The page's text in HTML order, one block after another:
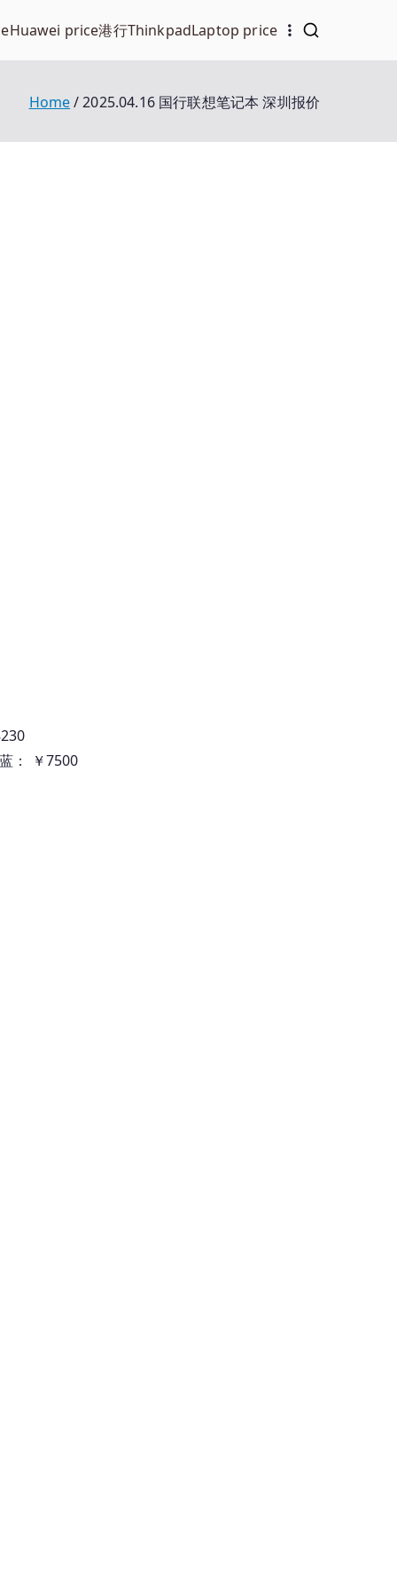
Huawei price港行ThinkpadLaptop price
Home 2025.04.16 国行联想笔记本 深圳报价
： ￥7500